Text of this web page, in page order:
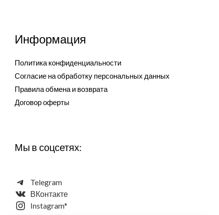
Информация
Политика конфиденциальности
Согласие на обработку персональных данных
Правила обмена и возврата
Договор оферты
Мы в соцсетях:
Telegram
ВКонтакте
Instagram*